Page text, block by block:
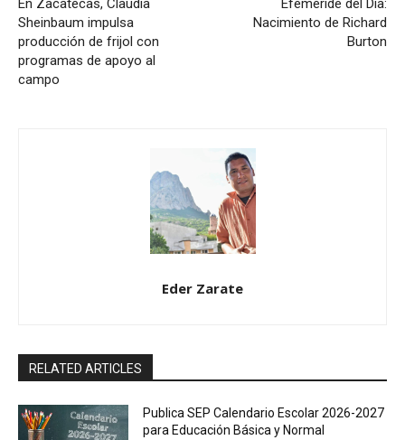
En Zacatecas, Claudia
Sheinbaum impulsa
producción de frijol con
programas de apoyo al
campo
Efeméride del Día:
Nacimiento de Richard
Burton
Eder Zarate
RELATED ARTICLES
Publica SEP Calendario Escolar 2026-2027
para Educación Básica y Normal